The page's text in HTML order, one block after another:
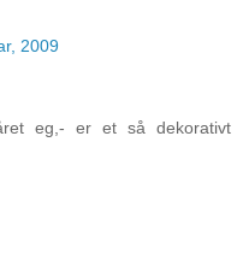
2009
eg,- er et så dekorativt